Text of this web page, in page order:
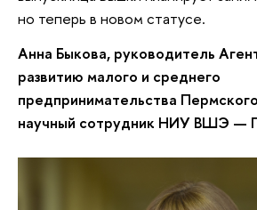
но теперь в новом статусе.
Анна Быкова, руководитель
развитию малого и среднего
предпринимательства
научный сотрудник НИУ ВШЭ —